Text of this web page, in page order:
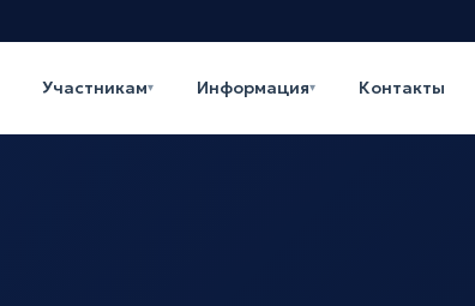
Участникам▾ Информация▾ Контакты